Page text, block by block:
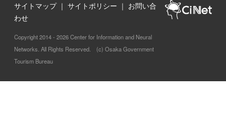
サイトマップ｜ サイトポリシー ｜ お問い合
わせ
Copyright 2014 - 2026 Center for Information and Neural
Networks. All Rights Reserved. (c) Osaka Government
Tourism Bureau